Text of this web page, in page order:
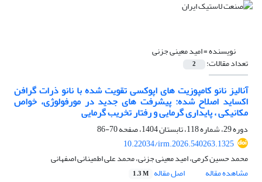
نویسنده =امید معینی جزنی
تعداد مقالات: 2
آنالیز نانو کامپوزیت های اپوکسی تقویت شده با نانو ذرات گرافن
اکساید اصلاح شده: پیشرفت های جدید در مورفولوژی، خواص
مکانیکی ، پایداری گرمایی و رفتار تخریب گرمایی
دوره 29، شماره 118، تابستان 1404، صفحه
70-86
10.22034/irm.2026.540263.1325
محمد حسین کرمی، امید معینی جزنی، محمد علی اطمینانی اصفهانی
مشاهده مقاله
اصل مقاله 1.3 M